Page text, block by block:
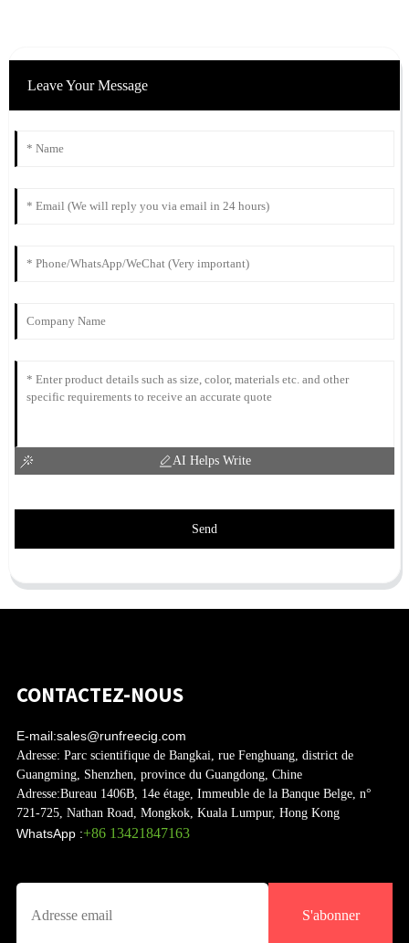
Leave Your Message
AI Helps Write
Send
CONTACTEZ-NOUS
E-mail:sales@runfreecig.com
Adresse: Parc scientifique de Bangkai, rue Fenghuang, district de
Guangming, Shenzhen, province du Guangdong, Chine
Adresse:Bureau 1406B, 14e étage, Immeuble de la Banque Belge, n°
721-725, Nathan Road, Mongkok, Kuala Lumpur, Hong Kong
WhatsApp :+86 13421847163
S'abonner